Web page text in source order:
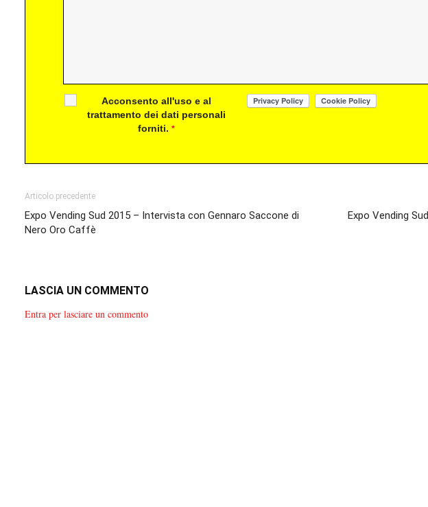
Acconsento all'uso e al
trattamento dei dati personali
forniti.*
Articolo precedente
Expo Vending Sud 2015 – Intervista con Gennaro Saccone di
Nero Oro Caffè
Expo Vending
LASCIA UN COMMENTO
Entra per lasciare un commento